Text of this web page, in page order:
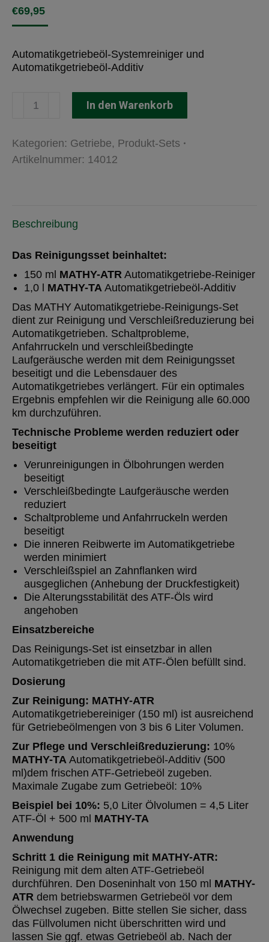
€69,95
Automatikgetriebeöl-Systemreiniger und
Automatikgetriebeöl-Additiv
Automatikgetriebeöl-
Reinigungsset
Menge
In den Warenkorb
Kategorien: Getriebe, Produkt-Sets
Artikelnummer: 14012
Beschreibung
Das Reinigungsset beinhaltet:
150 ml MATHY-ATR Automatikgetriebe-Reiniger
1,0 l MATHY-TA Automatikgetriebeöl-Additiv
Das MATHY Automatikgetriebe-Reinigungs-Set
dient zur Reinigung und Verschleißreduzierung bei
Automatikgetrieben. Schaltprobleme,
Anfahrruckeln und verschleißbedingte
Laufgeräusche werden mit dem Reinigungsset
beseitigt und die Lebensdauer des
Automatikgetriebes verlängert. Für ein optimales
Ergebnis empfehlen wir die Reinigung alle 60.000
km durchzuführen.
Technische Probleme werden reduziert oder
beseitigt
Verunreinigungen in Ölbohrungen werden
beseitigt
Verschleißbedingte Laufgeräusche werden
reduziert
Schaltprobleme und Anfahrruckeln werden
beseitigt
Die inneren Reibwerte im Automatikgetriebe
werden minimiert
Verschleißspiel an Zahnflanken wird
ausgeglichen (Anhebung der Druckfestigkeit)
Die Alterungsstabilität des ATF-Öls wird
angehoben
Einsatzbereiche
Das Reinigungs-Set ist einsetzbar in allen
Automatikgetrieben die mit ATF-Ölen befüllt sind.
Dosierung
Zur Reinigung: MATHY-ATR
Automatikgetriebereiniger (150 ml) ist ausreichend
für Getriebeölmengen von 3 bis 6 Liter Volumen.
Zur Pflege und Verschleißreduzierung: 10%
MATHY-TA Automatikgetriebeöl-Additiv (500
ml)dem frischen ATF-Getriebeöl zugeben.
Maximale Zugabe zum Getriebeöl: 10%
Beispiel bei 10%: 5,0 Liter Ölvolumen = 4,5 Liter
ATF-Öl + 500 ml MATHY-TA
Anwendung
Schritt 1 die Reinigung mit MATHY-ATR:
Reinigung mit dem alten ATF-Getriebeöl
durchführen. Den Doseninhalt von 150 ml MATHY-
ATR dem betriebswarmen Getriebeöl vor dem
Ölwechsel zugeben. Bitte stellen Sie sicher, dass
das Füllvolumen nicht überschritten wird und
lassen Sie ggf. etwas Getriebeöl ab. Nach der